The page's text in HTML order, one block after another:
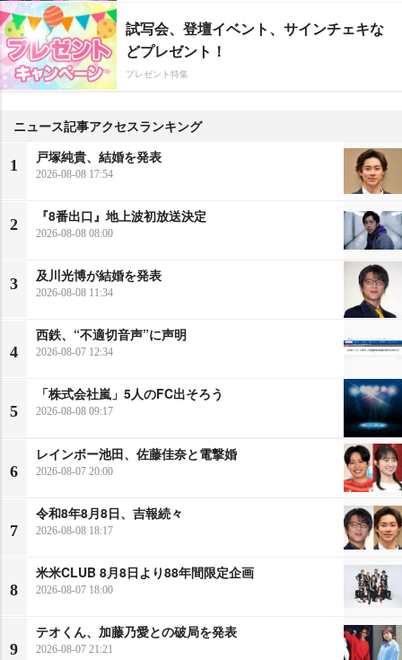
試写会、登壇イベント、サインチェキな
どプレゼント！
プレゼント特集
ニュース記事アクセスランキング
1
戸塚純貴、結婚を発表
2026-08-08 17:54
2
『8番出口』地上波初放送決定
2026-08-08 08:00
3
及川光博が結婚を発表
2026-08-08 11:34
4
西鉄、“不適切音声”に声明
2026-08-07 12:34
5
「株式会社嵐」5人のFC出そろう
2026-08-08 09:17
6
レインボー池田、佐藤佳奈と電撃婚
2026-08-07 20:00
7
令和8年8月8日、吉報続々
2026-08-08 18:17
8
米米CLUB 8月8日より88年間限定企画
2026-08-07 18:00
9
テオくん、加藤乃愛との破局を発表
2026-08-07 21:21